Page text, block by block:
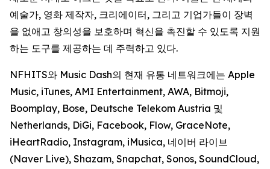
예술가, 영화 제작자, 크리에이터, 그리고 기업가들이 장벽
을 없애고 창의성을 보호하며 혁신을 촉진할 수 있도록 지원
하는 도구를 제공하는 데 주력하고 있다.
NFHITS와 Music Dash의 현재 유통 네트워크에는 Apple
Music, iTunes, AMI Entertainment, AWA, Bitmoji,
Boomplay, Bose, Deutsche Telekom Austria 및
Netherlands, DiGi, Facebook, Flow, GraceNote,
iHeartRadio, Instagram, iMusica, 네이버 라이브
(Naver Live), Shazam, Snapchat, Sonos, SoundCloud,